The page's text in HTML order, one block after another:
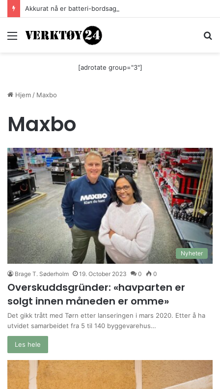
Akkurat nå er batteri-bordsaga til Festool billigere
Meny
[adrotate group="3"]
Hjem / Maxbo
Maxbo
Nyheter
Brage T. Søderholm 19. October 2023 0 0
Overskuddsgründer: «havparten er
solgt innen måneden er omme»
Det gikk trått med Tørn etter lanseringen i mars 2020. Etter å ha
utvidet samarbeidet fra 5 til 140 byggevarehus…
Les hele